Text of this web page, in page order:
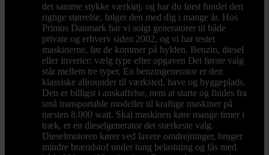
det samme stykke værktøj, og har du først fundet den
rigtige størrelse, følger den med dig i mange år. Hos
Primus Danmark har vi solgt generatorer til både
private og erhverv siden 2002, og vi har testet
maskinerne, før de kommer på hylden. Benzin, diesel
eller inverter: vælg type efter opgaven Det første valg
står mellem tre typer. En benzingenerator er den
klassiske allrounder til værksted, have og byggeplads.
Den er billigst i anskaffelse, nem at starte og findes fra
små transportable modeller til kraftige maskiner på
næsten 8.000 watt. Skal maskinen køre mange timer i
træk, er en dieselgenerator det stærkeste valg.
Dieselmotoren kører ved lavere omdrejninger, bruger
mindre brændstof under tung belastning og fås med